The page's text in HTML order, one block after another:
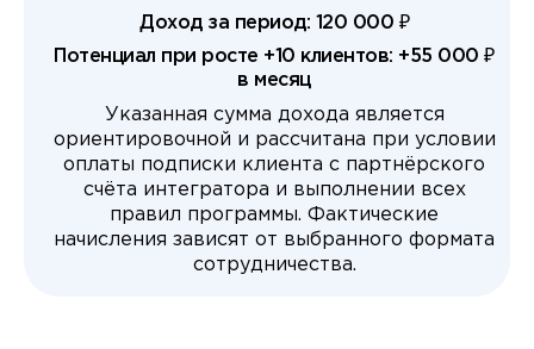
Доход за период: 120 000 ₽
Потенциал при росте +10 клиентов: +55 000 ₽
в месяц
Указанная сумма дохода является
ориентировочной и рассчитана при условии
оплаты подписки клиента с партнёрского
счёта интегратора и выполнении всех
правил программы. Фактические
начисления зависят от выбранного формата
сотрудничества.